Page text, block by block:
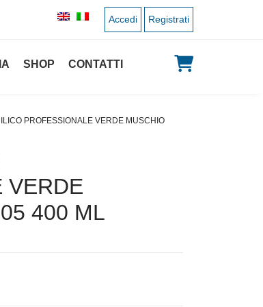
Accedi Registrati
SHOP CONTATTI
PROFESSIONALE VERDE MUSCHIO
VERDE
400 ML